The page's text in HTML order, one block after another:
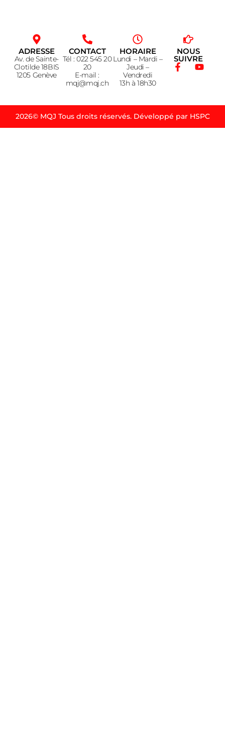
ADRESSE
Av. de Sainte-
Clotilde 18BIS
1205 Genève
CONTACT
Tél : 022 545 20
20
E-mail :
mqj@mqj.ch
HORAIRE
Lundi – Mardi –
Jeudi –
Vendredi
13h à 18h30
NOUS
SUIVRE
2026© MQJ Tous droits réservés. Développé par HSPC